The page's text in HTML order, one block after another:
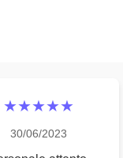
★★★★★
30/06/2023